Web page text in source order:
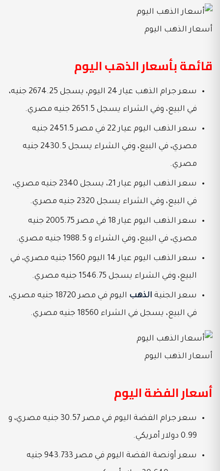
أسعار الذهب اليوم
قائمة بأسعار الذهب اليوم
سعر جرام الذهب عيار 24 اليوم، يسجل 2674.25 جنيه،
في البيع، وفي الشراء يسجل 2651.5 جنيه مصري.
سعر الذهب اليوم عيار 22 في مصر 2451.5 جنيه
مصري، في البيع، وفي الشراء يسجل 2430.5 جنيه
مصري.
سعر الذهب اليوم عيار 21، يسجل 2340 جنيه مصري،
في البيع، وفي الشراء يسجل 2320 جنيه مصري.
سعر الذهب اليوم عيار 18 في مصر 2005.75 جنيه
مصري، في البيع، وفي الشراء و 1988.5 جنيه مصري.
سعر الذهب اليوم عيار 14 اليوم 1560 جنيه مصري، في
البيع، وفي الشراء يسجل 1546.75 جنيه مصري.
سعر الجنية الذهب
اليوم في مصر 18720 جنيه مصري،
في البيع، يسجل في الشراء 18560 جنيه مصري.
أسعار الذهب اليوم
أسعار الفضة اليوم
سعر جرام الفضة اليوم في مصر 30.57 جنيه مصري، و
0.99 دولار أمريكي.
سعر أونصة الفضة اليوم في مصر 943.733 جنيه